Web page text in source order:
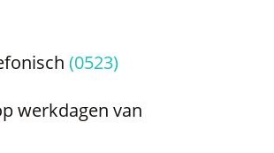
(0523)
werkdagen van